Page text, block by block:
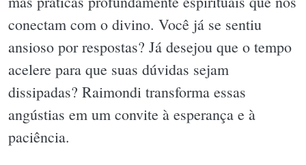
conectam com o divino. Você já se sentiu
ansioso por respostas? Já desejou que o tempo
acelere para que suas dúvidas sejam
dissipadas? Raimondi transforma essas
angústias em um convite à esperança e à
paciência.